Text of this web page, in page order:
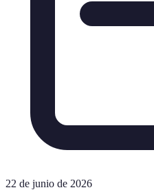
22 de junio de 2026